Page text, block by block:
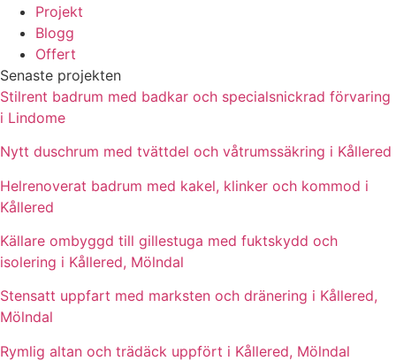
Projekt
Blogg
Offert
Senaste projekten
Stilrent badrum med badkar och specialsnickrad förvaring
i Lindome
Nytt duschrum med tvättdel och våtrumssäkring i Kållered
Helrenoverat badrum med kakel, klinker och kommod i
Kållered
Källare ombyggd till gillestuga med fuktskydd och
isolering i Kållered, Mölndal
Stensatt uppfart med marksten och dränering i Kållered,
Mölndal
Rymlig altan och trädäck uppfört i Kållered, Mölndal